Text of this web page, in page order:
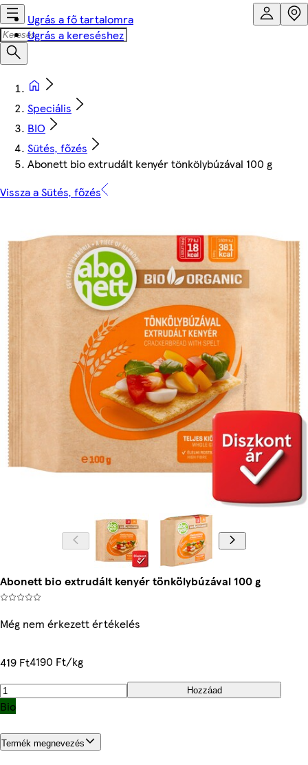
Ugrás a fő tartalomra
Ugrás a kereséshez
Speciális
BIO
Sütés, főzés
Abonett bio extrudált kenyér tönkölybúzával 100 g
Vissza a Sütés, főzés
Abonett bio extrudált kenyér tönkölybúzával 100 g
Még nem érkezett értékelés
419 Ft4190 Ft/kg
Hozzáad
Bio
Termék megnevezés